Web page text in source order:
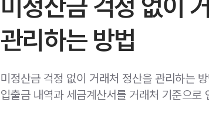
관리하는 방법
미정산금 걱정 없이 거래처 정산을 관리하는
입출금 내역과 세금계산서를 거래처 기준으로